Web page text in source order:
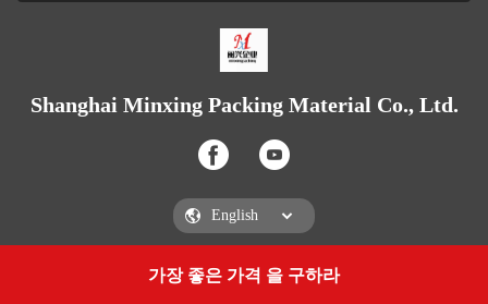
가장 좋은 가격 을 구하라
Shanghai Minxing Packing Material Co., Ltd.
Shanghai Minxing Packing Material Co., Ltd.Get a Quote